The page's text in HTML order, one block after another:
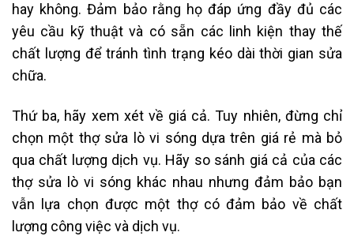
hay không. Đảm bảo rằng họ đáp ứng đầy đủ các
yêu cầu kỹ thuật và có sẵn các linh kiện thay thế
chất lượng để tránh tình trạng kéo dài thời gian sửa
chữa.
Thứ ba, hãy xem xét về giá cả. Tuy nhiên, đừng chỉ
chọn một thợ sửa lò vi sóng dựa trên giá rẻ mà bỏ
qua chất lượng dịch vụ. Hãy so sánh giá cả của các
thợ sửa lò vi sóng khác nhau nhưng đảm bảo bạn
vẫn lựa chọn được một thợ có đảm bảo về chất
lượng công việc và dịch vụ.